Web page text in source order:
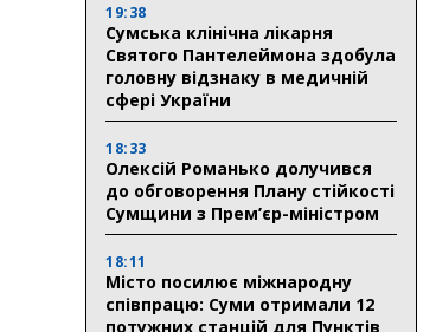
19:38
Сумська клінічна лікарня
Святого Пантелеймона здобула
головну відзнаку в медичній
сфері України
18:33
Олексій Романько долучився
до обговорення Плану стійкості
Сумщини з Прем’єр-міністром
18:11
Місто посилює міжнародну
співпрацю: Суми отримали 12
потужних станцій для Пунктів